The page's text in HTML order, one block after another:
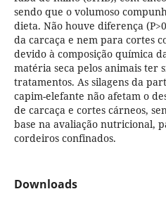
sendo que o volumoso
dieta. Não houve diferença
da carcaça e nem para cortes
devido à composição química
matéria seca pelos animais ter
tratamentos. As silagens da
capim-elefante não afetam o
de carcaça e cortes cárneos,
base na avaliação nutricional,
cordeiros confinados.
Downloads